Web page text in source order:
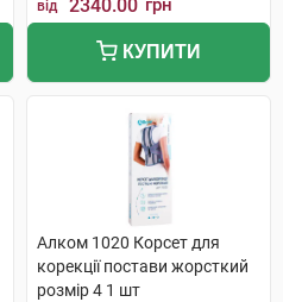
від 2340.00 грн
КУПИТИ
Алком 1020 Корсет для
корекції постави жорсткий
розмір 4 1 шт